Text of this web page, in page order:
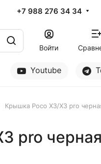
+7 988 276 34 34
Войти
Youtube
Крышка Poco X3/X3 pro
pro черная